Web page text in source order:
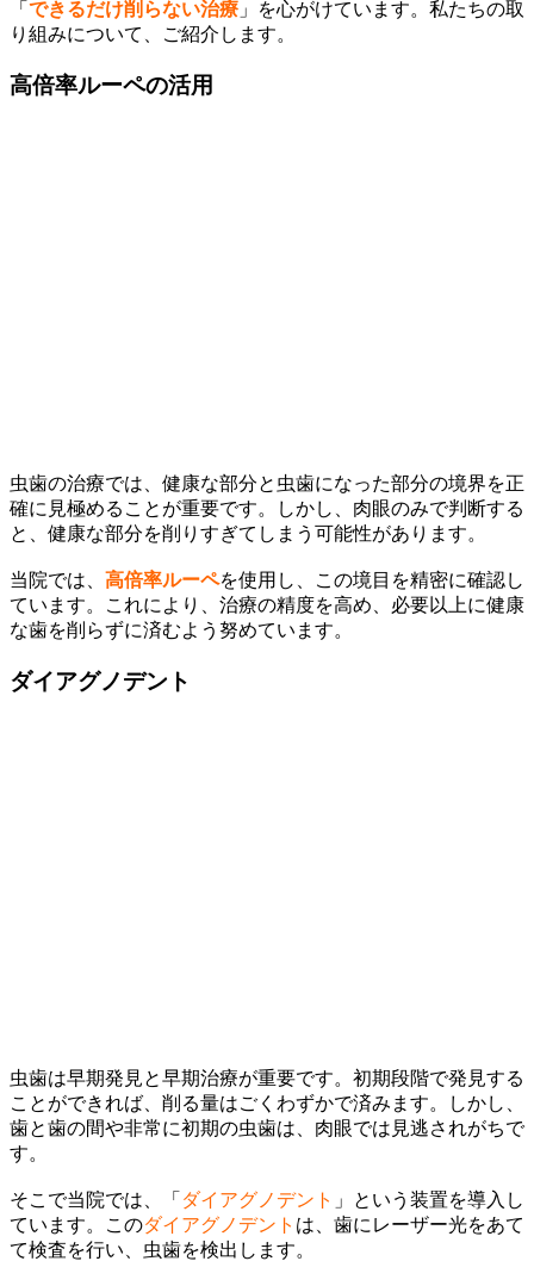
「 できるだけ削らない治療 」を心がけています。私たちの取
り組みについて、ご紹介します。
高倍率ルーペの活用
虫歯の治療では、健康な部分と虫歯になった部分の境界を正
確に見極めることが重要です。しかし、肉眼のみで判断する
と、健康な部分を削りすぎてしまう可能性があります。
当院では、 高倍率ルーペを使用し、この境目を精密に確認し
ています。これにより、治療の精度を高め、必要以上に健康
な歯を削らずに済むよう努めています。
ダイアグノデント
虫歯は早期発見と早期治療が重要です。初期段階で発見する
ことができれば、削る量はごくわずかで済みます。しかし、
歯と歯の間や非常に初期の虫歯は、肉眼では見逃されがちで
す。
そこで当院では、「 ダイアグノデント 」という装置を導入し
ています。このダイアグノデント は、歯にレーザー光をあて
て検査を行い、虫歯を検出します。